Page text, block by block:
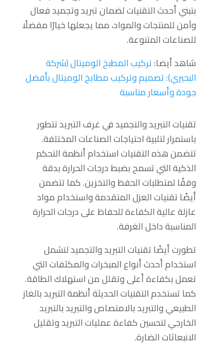
بتبني أحدث التقنيات لضمان تبريد وتجميد فعال
وآمن للمنتجات والمواد، مما يجعلها خيارًا مفضلًا
للصناعات المتنوعة.
شاهد أيضا:تركيب المطبخ الوميتال (شركة
البحيري): تصميم وتركيب مطابخ الوميتال بأفضل
جودة وأسعار مناسبة
تقنيات التبريد والتجميد في غرف التبريد تتطور
باستمرار لتلبية احتياجات الصناعات المختلفة.
تتضمن هذه التقنيات استخدام أنظمة التحكم
الذكية التي تسمح بضبط درجات الحرارة بدقة
وفقًا لمتطلبات الحفظ والتخزين. كما تتضمن
أيضًا تقنيات العزل المتقدمة واستخدام مواد
عازلة عالية الكفاءة للحفاظ على درجات الحرارة
المناسبة داخل الغرفة.
تطورت أيضًا تقنيات التبريد والتجميد لتشمل
استخدام أحدث أنواع المبخرات والمكثفات التي
تعمل بكفاءة أعلى وتقلل من استهلاك الطاقة.
كما تستخدم التقنيات الحديثة أنظمة التبريد بالغاز
الطبيعي والتبريد بالامتصاص والتبريد بالتبريد
الخارجي لتحسين كفاءة عمليات التبريد وتقليل
الانبعاثات الضارة.